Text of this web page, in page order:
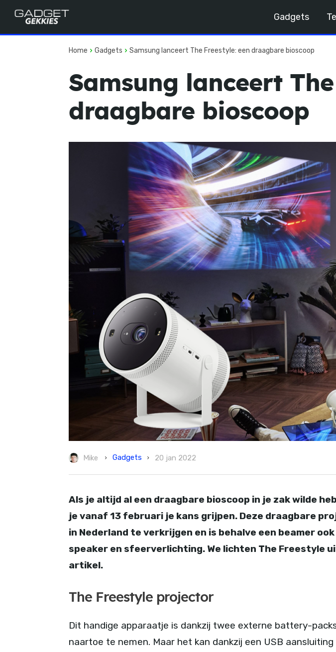
Gadgets
Home Gadgets Samsung lanceert The Freestyle: een draagbare bioscoop
Samsung lanceert
draagbare bioscoop
Mike Gadgets 20 jan 2022
Als je altijd al een draagbare bioscoop in je zak wilde
je vanaf 13 februari je kans grijpen. Deze draagbare
in Nederland te verkrijgen en is behalve een beamer ook
speaker en sfeerverlichting. We lichten The Freestyle
artikel.
The Freestyle projector
Dit handige apparaatje is dankzij twee externe battery-
naartoe te nemen. Maar het kan dankzij een USB